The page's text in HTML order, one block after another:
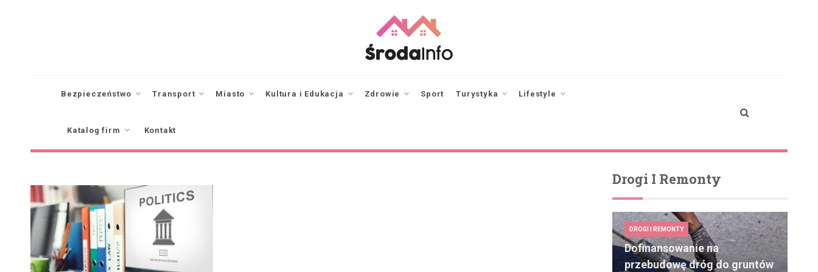
Wielkopolskiej
Bezpieczeństwo Transport Miasto Kultura i Edukacja Zdrowie Sport Turystyka Lifestyle
Katalog firm Kontakt
Drogi I Remonty
DROGI I REMONTY
Dofinansowanie na
przebudowę dróg do gruntów